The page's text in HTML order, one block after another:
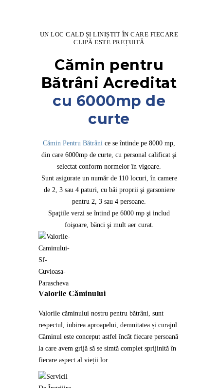
UN LOC CALD ȘI LINIȘTIT ÎN CARE FIECARE
CLIPĂ ESTE PREȚUITĂ
Cămin pentru
Bătrâni Acreditat
cu 6000mp de
curte
Cămin Pentru Bătrâni ce se întinde pe 8000 mp,
din care 6000mp de curte, cu personal calificat şi
selectat conform normelor în vigoare.
Sunt asigurate un număr de 110 locuri, în camere
de 2, 3 sau 4 paturi, cu băi proprii şi garsoniere
pentru 2, 3 sau 4 persoane.
Spaţiile verzi se întind pe 6000 mp şi includ
foişoare, bănci şi mult aer curat.
Valorile Căminului
Valorile căminului nostru pentru bătrâni, sunt
respectul, iubirea aproapelui, demnitatea și curajul.
Căminul este conceput astfel încât fiecare persoană
la care avem grijă să se simtă complet sprijinită în
fiecare aspect al vieții lor.